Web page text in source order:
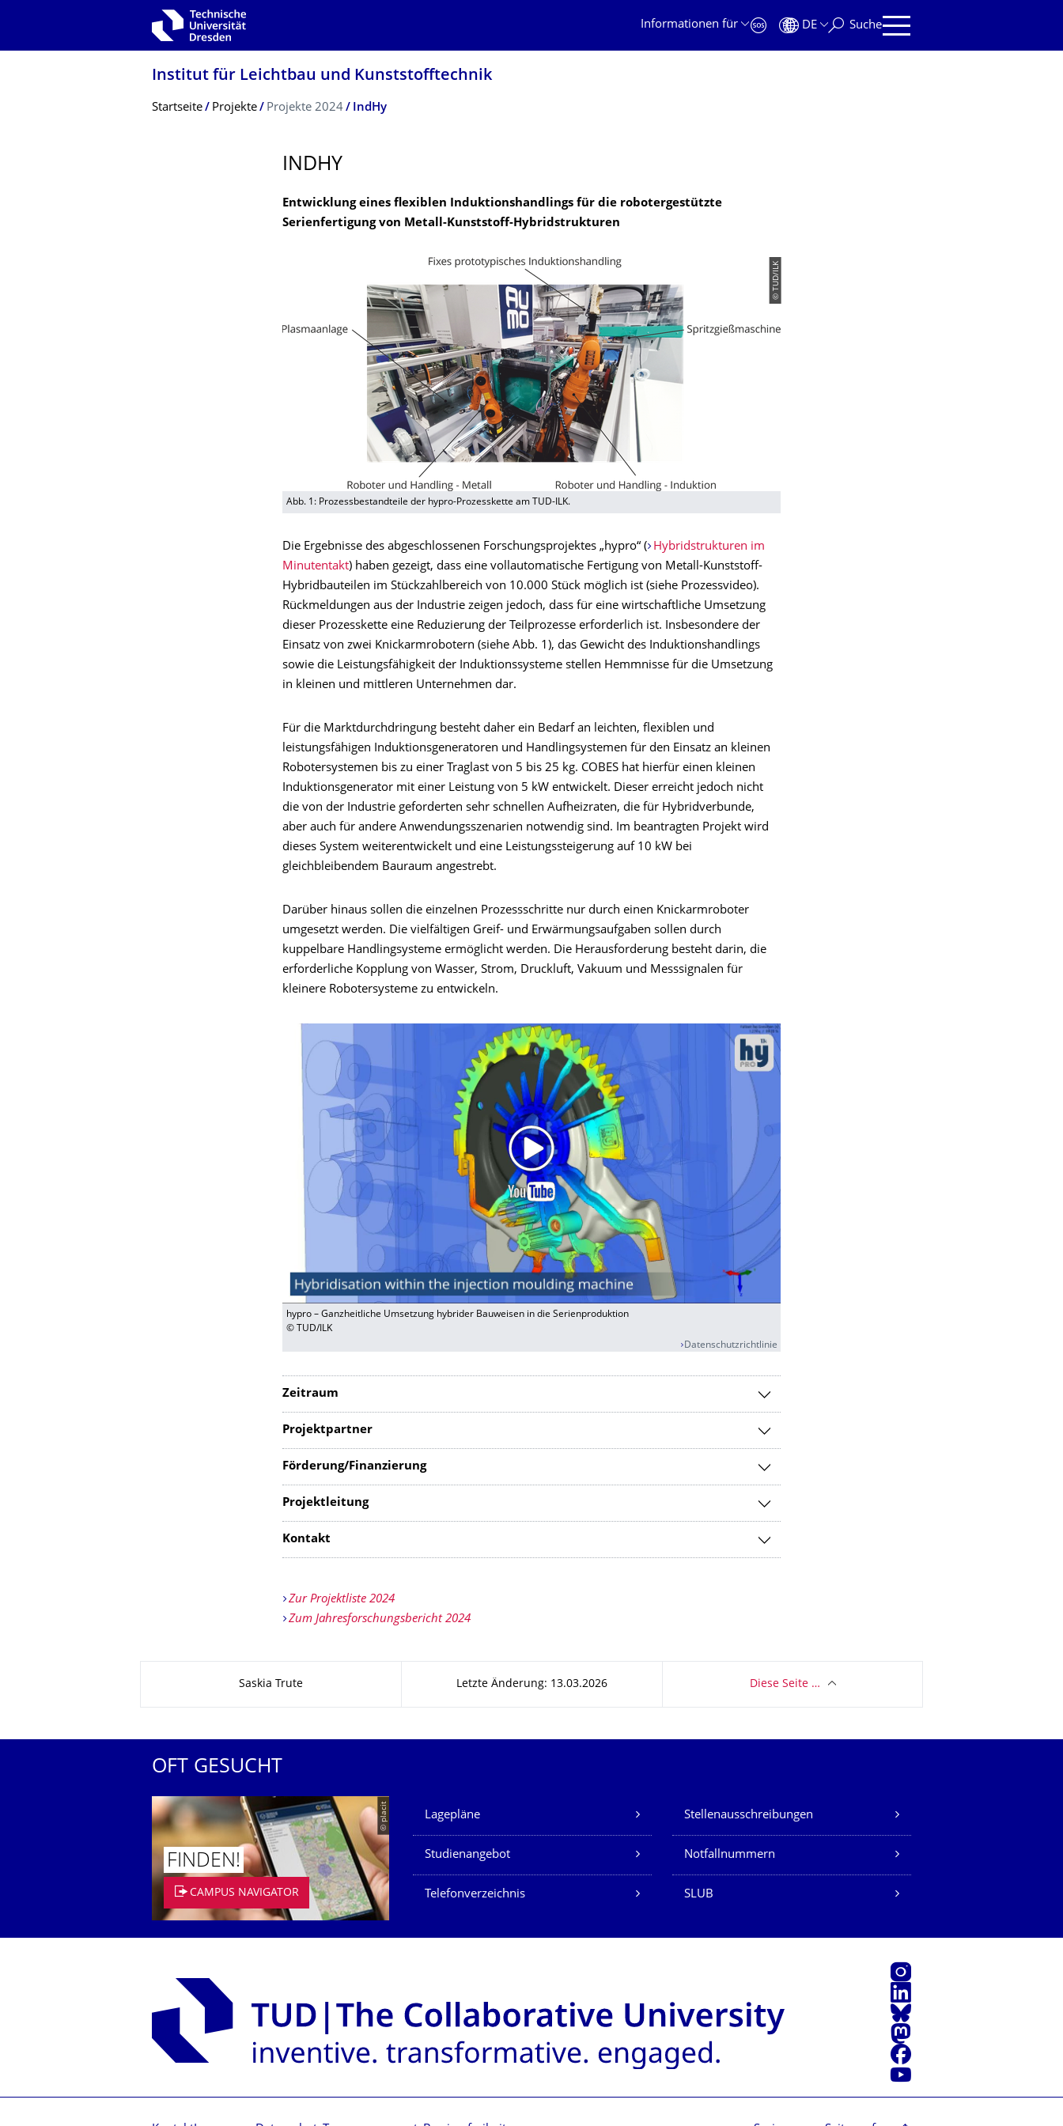
Zur Hauptnavigation springen
Informationen für
DE Suche
Institut für Leichtbau und Kunststofftechnik
Breadcrumb-Menü
Startseite Projekte Projekte 2024 IndHy
INDHY
Entwicklung eines flexiblen Induktionshandlings für die robotergestützte
Serienfertigung von Metall-Kunststoff-Hybridstrukturen
© TUD/ILK
Abb. 1: Prozessbestandteile der hypro-Prozesskette am TUD-ILK.
Die Ergebnisse des abgeschlossenen Forschungsprojektes „hypro“ ( Hybridstrukturen im
Minutentakt) haben gezeigt, dass eine vollautomatische Fertigung von Metall-Kunststoff-
Hybridbauteilen im Stückzahlbereich von 10.000 Stück möglich ist (siehe Prozessvideo).
Rückmeldungen aus der Industrie zeigen jedoch, dass für eine wirtschaftliche Umsetzung
dieser Prozesskette eine Reduzierung der Teilprozesse erforderlich ist. Insbesondere der
Einsatz von zwei Knickarmrobotern (siehe Abb. 1), das Gewicht des Induktionshandlings
sowie die Leistungsfähigkeit der Induktionssysteme stellen Hemmnisse für die Umsetzung
in kleinen und mittleren Unternehmen dar.
Für die Marktdurchdringung besteht daher ein Bedarf an leichten, flexiblen und
leistungsfähigen Induktionsgeneratoren und Handlingsystemen für den Einsatz an kleinen
Robotersystemen bis zu einer Traglast von 5 bis 25 kg. COBES hat hierfür einen kleinen
Induktionsgenerator mit einer Leistung von 5 kW entwickelt. Dieser erreicht jedoch nicht
die von der Industrie geforderten sehr schnellen Aufheizraten, die für Hybridverbunde,
aber auch für andere Anwendungsszenarien notwendig sind. Im beantragten Projekt wird
dieses System weiterentwickelt und eine Leistungssteigerung auf 10 kW bei
gleichbleibendem Bauraum angestrebt.
Darüber hinaus sollen die einzelnen Prozessschritte nur durch einen Knickarmroboter
umgesetzt werden. Die vielfältigen Greif- und Erwärmungsaufgaben sollen durch
kuppelbare Handlingsysteme ermöglicht werden. Die Herausforderung besteht darin, die
erforderliche Kopplung von Wasser, Strom, Druckluft, Vakuum und Messsignalen für
kleinere Robotersysteme zu entwickeln.
hypro – Ganzheitliche Umsetzung hybrider Bauweisen in die Serienproduktion
© TUD/ILK
Datenschutzrichtlinie
Zeitraum
Projektpartner
Förderung/Finanzierung
Projektleitung
Kontakt
Zur Projektliste 2024
Zum Jahresforschungsbericht 2024
Saskia Trute Letzte Änderung: 13.03.2026 Diese Seite …
OFT GESUCHT
© placit
FINDEN!
CAMPUS NAVIGATOR
Unsere Dienste
Lagepläne Stellenausschreibungen
Studienangebot Notfallnummern
Telefonverzeichnis SLUB
Instagram
LinkedIn
Bluesky
Mastodon
Facebook
Youtube